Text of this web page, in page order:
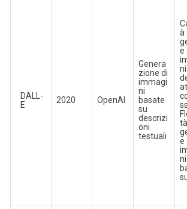
DALL-
E
2020 OpenAI
Genera
zione di
immagi
ni
basate
su
descrizi
oni
testuali
à
e
ni
e
ni